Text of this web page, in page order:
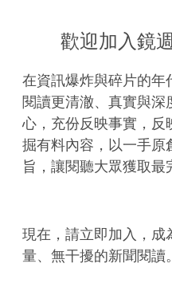
歡迎加入鏡
在資訊爆炸與碎片的年
閱讀更清澈、真實與深
心，充份反映事實，
掘有料內容，以一手原
旨，讓閱聽大眾獲取最
現在，請立即加入，
量、無干擾的新聞閱讀。